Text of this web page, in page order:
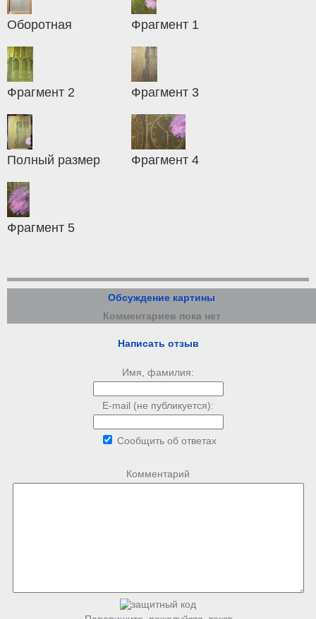
Оборотная Фрагмент 1
Фрагмент 2 Фрагмент 3
Полный размер Фрагмент 4
Фрагмент 5
Обсуждение картины
Комментариев пока нет
Написать отзыв
Имя, фамилия:
E-mail (не публикуется):
Сообщить об ответах
Комментарий